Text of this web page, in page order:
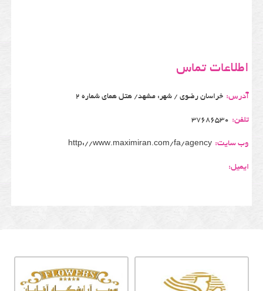
اطلاعات تماس
آدرس: خراسان رضوی / شهر: مشهد/ هتل همای شماره 2
تلفن: 37686530
وب سایت: http://www.maximiran.com/fa/agency
ایمیل: